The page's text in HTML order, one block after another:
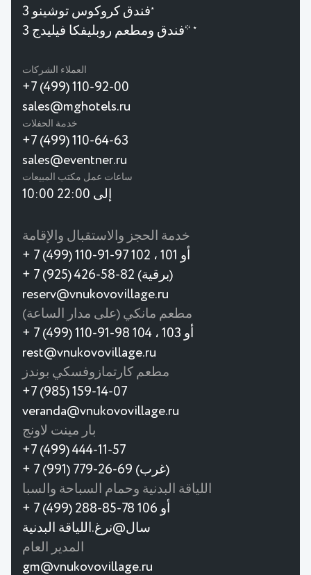
فندق كروكوس توشينو 3★
فندق ومطعم روبليفكا فيليدج 3* ★
العملاء الشركات
+7 (499) 110-92-00
sales@mghotels.ru
خدمة الحفلات
+7 (499) 110-64-63
sales@eventner.ru
ساعات عمل مكتب المبيعات
10:00 إلى 22:00
خدمة الحجز والاستقبال والإقامة
+ 7 (499) 110-91-97 أو 101 ، 102
+ 7 (925) 426-58-82 (برقية)
reserv@vnukovovillage.ru
مطعم مانكي (على مدار الساعة)
+ 7 (499) 110-91-98 أو 103 ، 104
rest@vnukovovillage.ru
مطعم كارتمازوفسكي بوندز
+7 (985) 159-14-07
veranda@vnukovovillage.ru
بار مينت لاونج
+7 (499) 444-11-57
+ 7 (991) 779-26-69 (غرب)
اللياقة البدنية وحمام السباحة والسبا
+ 7 (499) 288-85-78 أو 106
سال@نرغ.اللياقة البدنية
المدير العام
gm@vnukovovillage.ru